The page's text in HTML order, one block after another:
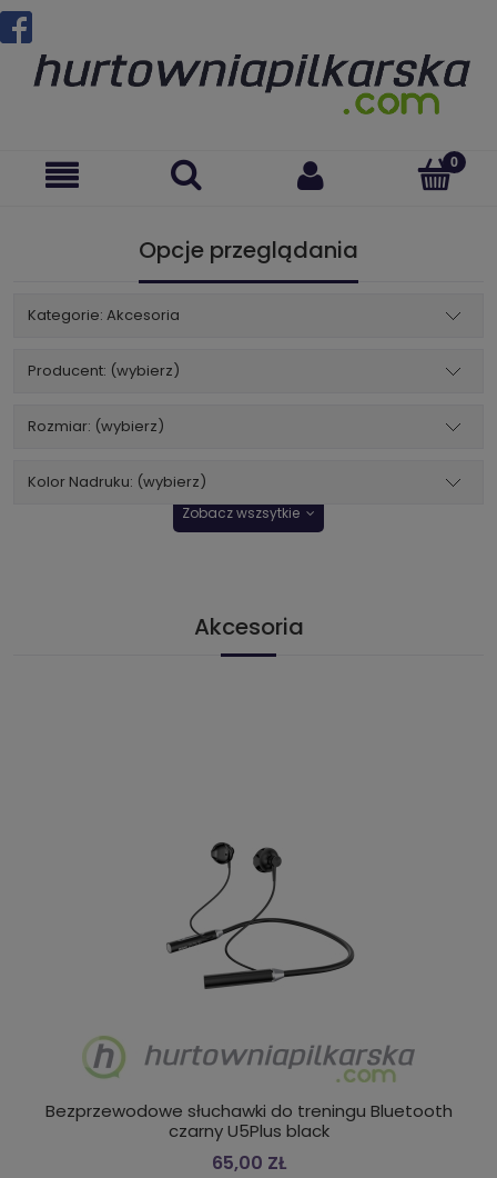
Opcje przeglądania
Kategorie: Akcesoria
Producent: (wybierz)
Rozmiar: (wybierz)
Kolor Nadruku: (wybierz)
Zobacz wszsytkie
Akcesoria
Bezprzewodowe słuchawki do treningu Bluetooth
czarny U5Plus black
65,00 ZŁ